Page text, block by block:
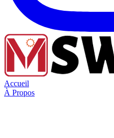
Accueil
À Propos